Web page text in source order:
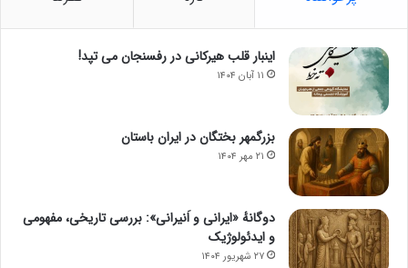
اینبار قلب هیرکانی در رفسنجان می تپد!
۱۱ آبان ۱۴۰۴
بزرگمهر بختگان در ایران باستان
۲۱ مهر ۱۴۰۴
دوگانهٔ «ایرانی و اَنیرانی»: بررسی تاریخی، مفهومی
و ایدئولوژیک
۲۷ شهریور ۱۴۰۴